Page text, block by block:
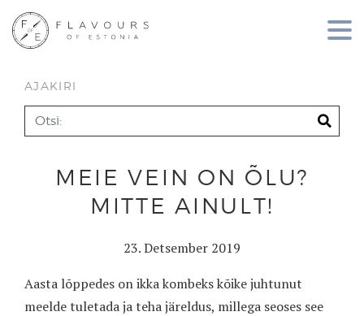
AJAKIRI
MEIE VEIN ON ÕLU?
MITTE AINULT!
23. Detsember 2019
Aasta lõppedes on ikka kombeks kõike juhtunut
meelde tuletada ja teha järeldus, millega seoses see